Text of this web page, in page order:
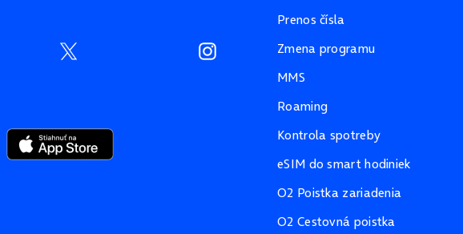
Prenos čísla
Zmena programu
MMS
Roaming
Kontrola spotreby
eSIM do smart hodiniek
O2 Poistka zariadenia
O2 Cestovná poistka